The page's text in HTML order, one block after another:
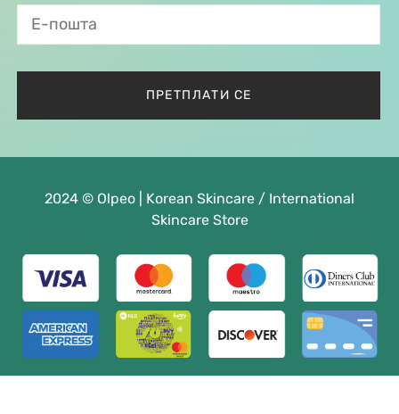
2024 © Olpeo | Korean Skincare / International
Skincare Store